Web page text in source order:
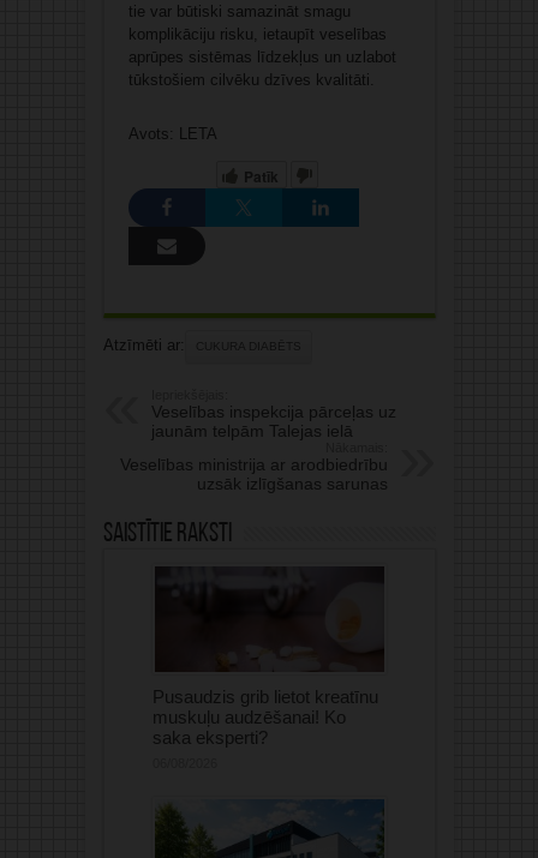
tie var būtiski samazināt smagu
komplikāciju risku, ietaupīt veselības
aprūpes sistēmas līdzekļus un uzlabot
tūkstošiem cilvēku dzīves kvalitāti.
Avots: LETA
Patīk
Atzīmēti ar: CUKURA DIABĒTS
Veselības inspekcija pārceļas uz
jaunām telpām Talejas ielā
Veselības ministrija ar arodbiedrību
uzsāk izlīgšanas sarunas
Saistītie raksti
Pusaudzis grib lietot kreatīnu
muskuļu audzēšanai! Ko
saka eksperti?